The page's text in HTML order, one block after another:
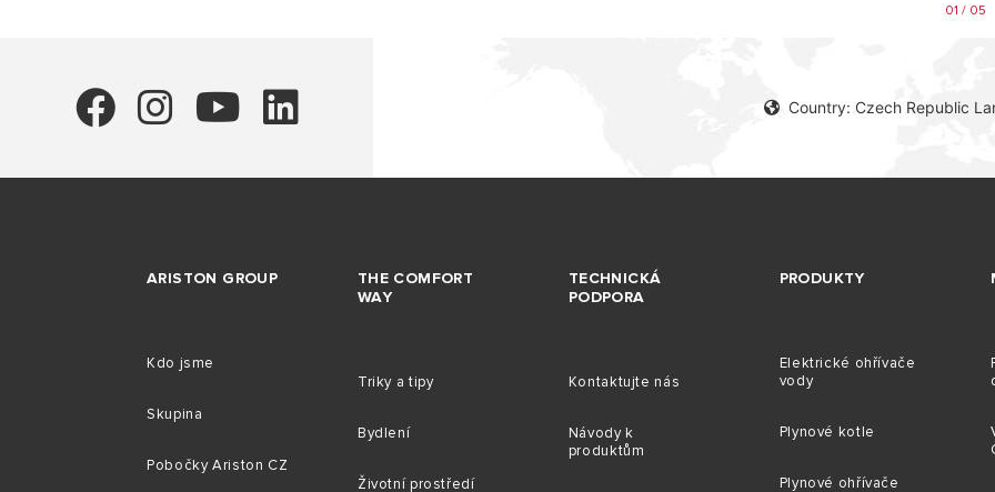
01 / 05
Country: Czech Republic
ARISTON GROUP
Kdo jsme
Skupina
Pobočky Ariston CZ
THE COMFORT
WAY
Triky a tipy
Bydlení
Životní prostředí
TECHNICKÁ
PODPORA
Kontaktujte nás
Návody k
produktům
PRODUKTY
Elektrické ohřívače
vody
Plynové kotle
Plynové ohřívače